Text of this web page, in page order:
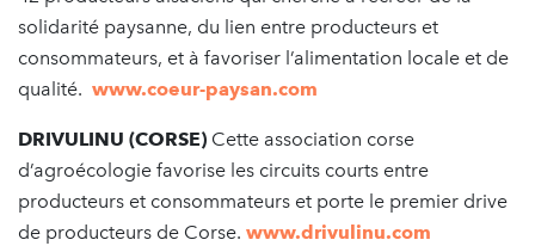
solidarité paysanne, du lien entre producteurs et
consommateurs, et à favoriser l’alimentation locale et de
qualité. www.coeur-paysan.com
DRIVULINU (CORSE) Cette association corse
d’agroécologie favorise les circuits courts entre
producteurs et consommateurs et porte le premier drive
de producteurs de Corse. www.drivulinu.com